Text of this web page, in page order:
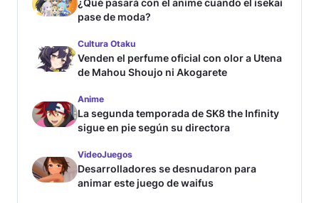
pase de moda?
Cultura Otaku
Venden el perfume oficial con olor a Utena
de Mahou Shoujo ni Akogarete
Anime
La segunda temporada de SK8 the Infinity
sigue en pie según su directora
VideoJuegos
Desarrolladores se desnudaron para
animar este juego de waifus